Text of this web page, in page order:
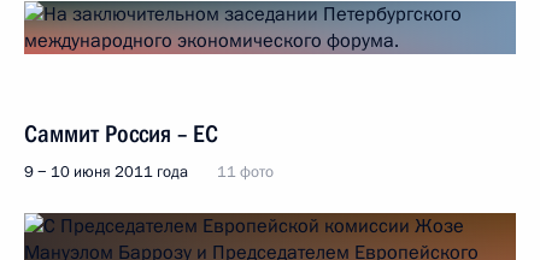
Саммит Россия – ЕC
9 − 10 июня 2011 года 11 фото